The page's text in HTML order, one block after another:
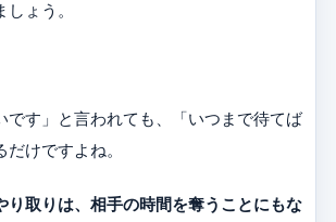
ょう。
です」と言われても、「いつまで待てば
けですよね。
り取りは、相手の時間を奪うことにもな